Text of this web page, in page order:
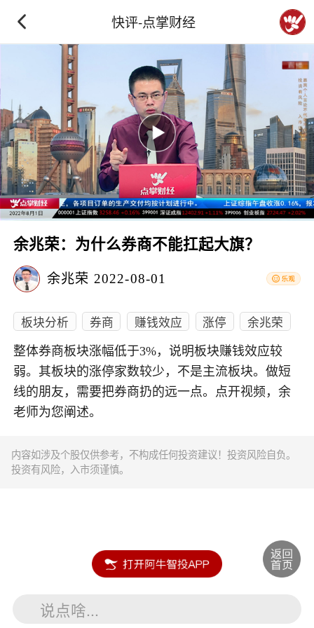
快评-点掌财经
余兆荣：为什么券商不能扛起大旗？
余兆荣 2022-08-01
板块分析 券商 赚钱效应 涨停 余兆荣
整体券商板块涨幅低于3%，说明板块赚钱效应较
弱。其板块的涨停家数较少，不是主流板块。做短
线的朋友，需要把券商扔的远一点。点开视频，余
老师为您阐述。
内容如涉及个股仅供参考，不构成任何投资建议！投资风险自负。
投资有风险，入市须谨慎。
说点啥...